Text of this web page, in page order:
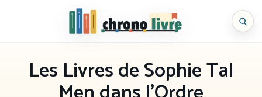
Chronolivre
Les Livres de Sophie Tal